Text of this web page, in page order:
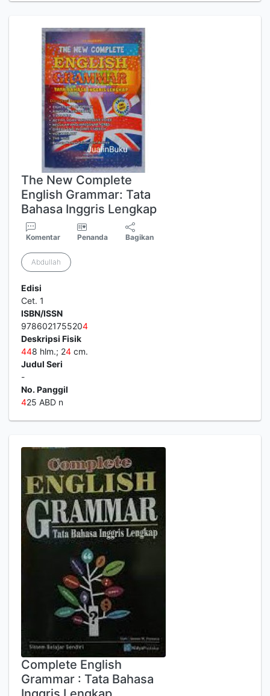
The New Complete
English Grammar: Tata
Bahasa Inggris Lengkap
Komentar Penanda Bagikan
Abdullah
Edisi
Cet. 1
ISBN/ISSN
9786021755204
Deskripsi Fisik
448 hlm.; 24 cm.
Judul Seri
-
No. Panggil
425 ABD n
Complete English
Grammar : Tata Bahasa